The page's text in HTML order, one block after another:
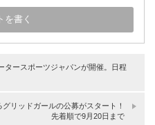
タースポーツジャパンが開催。日程
リッドガールの公募がスタート！
先着順で9月20日まで